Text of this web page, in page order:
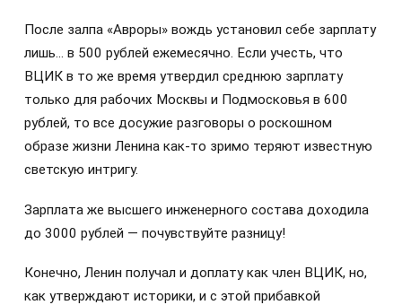
После залпа «Авроры» вождь установил себе зарплату
лишь… в 500 рублей ежемесячно. Если учесть, что
ВЦИК в то же время утвердил среднюю зарплату
только для рабочих Москвы и Подмосковья в 600
рублей, то все досужие разговоры о роскошном
образе жизни Ленина как-то зримо теряют известную
светскую интригу.
Зарплата же высшего инженерного состава доходила
до 3000 рублей — почувствуйте разницу!
Конечно, Ленин получал и доплату как член ВЦИК, но,
как утверждают историки, и с этой прибавкой